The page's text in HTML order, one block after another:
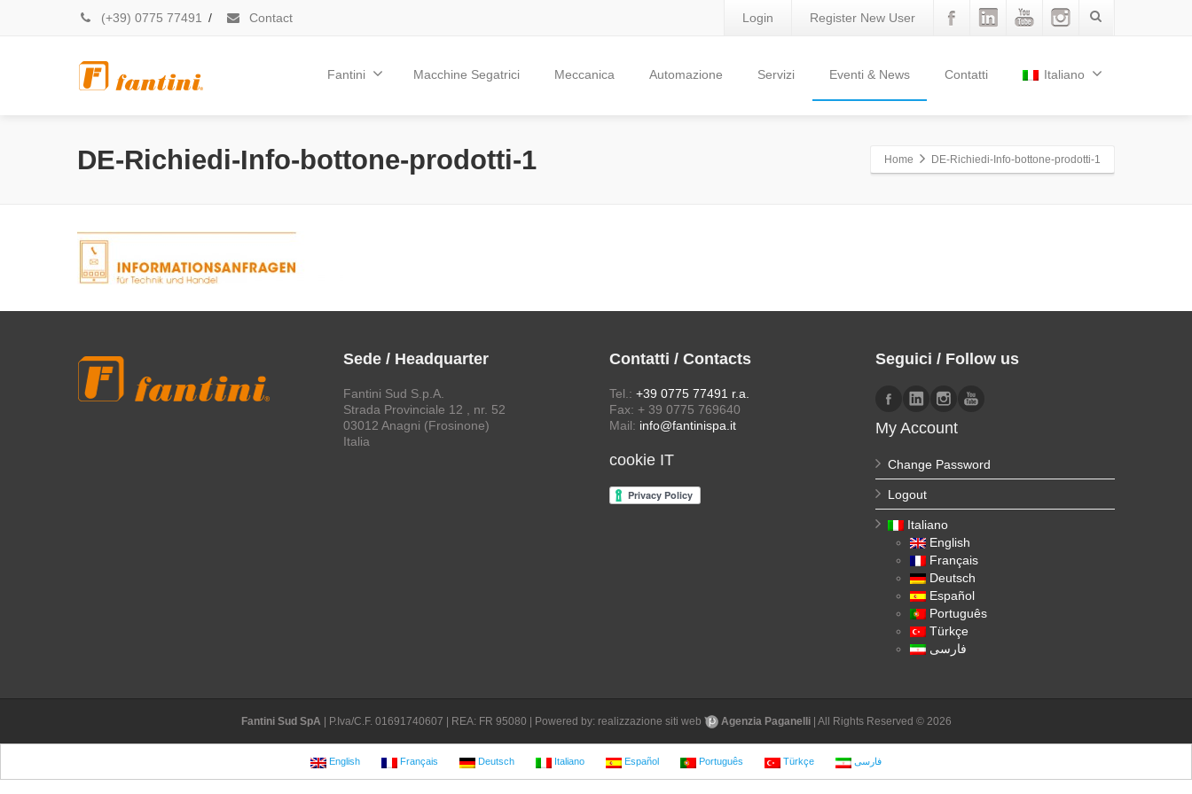
(+39) 0775 77491 / Contact Login Register New User
Fantini Macchine Segatrici Meccanica Automazione Servizi Eventi & News Contatti Italiano
DE-Richiedi-Info-bottone-prodotti-1 Home DE-Richiedi-Info-bottone-prodotti-1
Sede / Headquarter
Fantini Sud S.p.A.
Strada Provinciale 12 , nr. 52
03012 Anagni (Frosinone)
Italia
Contatti / Contacts
Tel.: +39 0775 77491 r.a.
Fax: + 39 0775 769640
Mail: info@fantinispa.it
cookie IT
Seguici / Follow us
My Account
Change Password
Logout
Italiano
English
Français
Deutsch
Español
Português
Türkçe
فارسی
Fantini Sud SpA | P.Iva/C.F. 01691740607 | REA: FR 95080 | Powered by: realizzazione siti web Agenzia Paganelli| All Rights Reserved © 2026
English Français Deutsch Italiano Español Português Türkçe فارسی